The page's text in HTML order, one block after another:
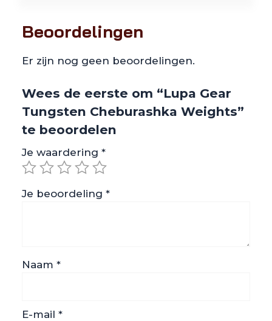
€8.99
Beoordelingen
Er zijn nog geen beoordelingen.
Wees de eerste om “Lupa Gear
Tungsten Cheburashka Weights”
te beoordelen
Je waardering *
Je beoordeling *
Naam *
E-mail *